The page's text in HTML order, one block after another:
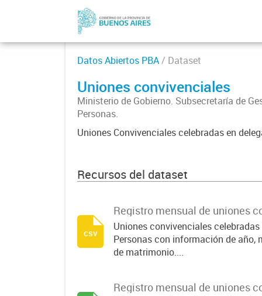
Datos Abiertos PBA/ Dataset
Uniones convivenciales
Ministerio de Gobierno. Subsecretaría de
Personas.
Uniones Convivenciales celebradas en
Recursos del dataset
Registro mensual de uniones
Uniones convivenciales
Personas con información de año,
de matrimonio....
csv
Registro mensual de uniones